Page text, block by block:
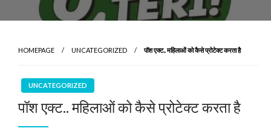
HOMEPAGE UNCATEGORIZED पॉश एक्ट.. महिलाओं को कैसे प्रोटेक्ट करता है
UNCATEGORIZED
पॉश एक्ट.. महिलाओं को कैसे प्रोटेक्ट करता है